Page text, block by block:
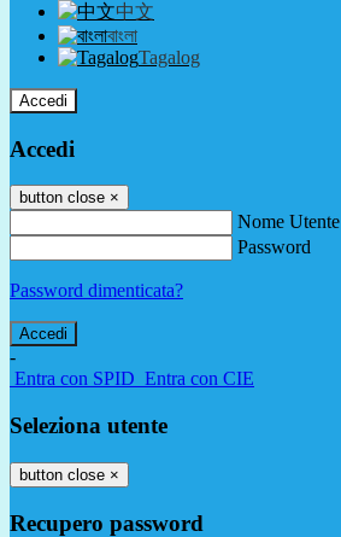
中文
বাংলা
Tagalog
Accedi
Accedi
button close ×
Nome Utente
Password
Password dimenticata?
-
Entra con SPID Entra con CIE
Seleziona utente
button close ×
Recupero password